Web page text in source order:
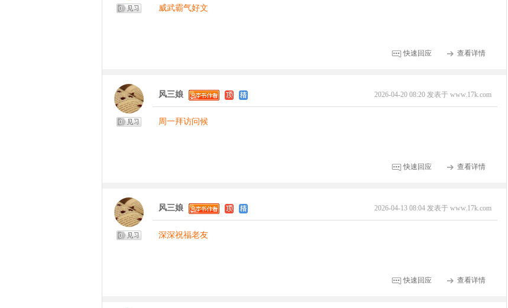
威武霸气好文
快速回应 查看详情
2026-04-20 08:20 发表于 www.17k.com
风三娘
周一拜访问候
快速回应 查看详情
2026-04-13 08:04 发表于 www.17k.com
风三娘
深深祝福老友
快速回应 查看详情